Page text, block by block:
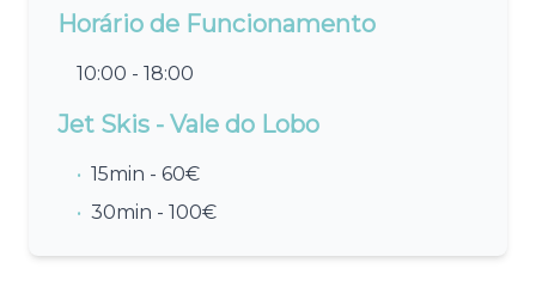
Horário de Funcionamento
10:00 - 18:00
Jet Skis - Vale do Lobo
• 15min - 60€
• 30min - 100€